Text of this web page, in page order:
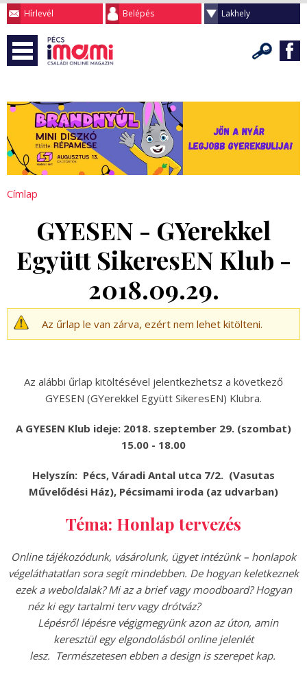
Hírlevél Belépés Lakhely
Címlap
GYESEN - GYerekkel
Együtt SikeresEN Klub -
2018.09.29.
Az űrlap le van zárva, ezért nem lehet kitölteni.
Az alábbi űrlap kitöltésével jelentkezhetsz a következő
GYESEN (GYerekkel Együtt SikeresEN) Klubra.
A GYESEN Klub ideje: 2018. szeptember 29. (szombat)
15.00 - 18.00
Helyszín: Pécs, Váradi Antal utca 7/2. (Vasutas
Művelődési Ház), Pécsimami iroda (az udvarban)
Téma: Honlap tervezés
Online tájékozódunk, vásárolunk, ügyet intézünk – honlapok
végeláthatatlan sora segít mindebben. De hogyan keletkeznek
ezek a weboldalak? Mi az a brief vagy moodboard? Hogyan
néz ki egy tartalmi terv vagy drótváz?
Lépésről lépésre végigmegyünk azon az úton, amin
keresztül egy elgondolásból online jelenlét
lesz. Természetesen ebben a design is szerepet kap.